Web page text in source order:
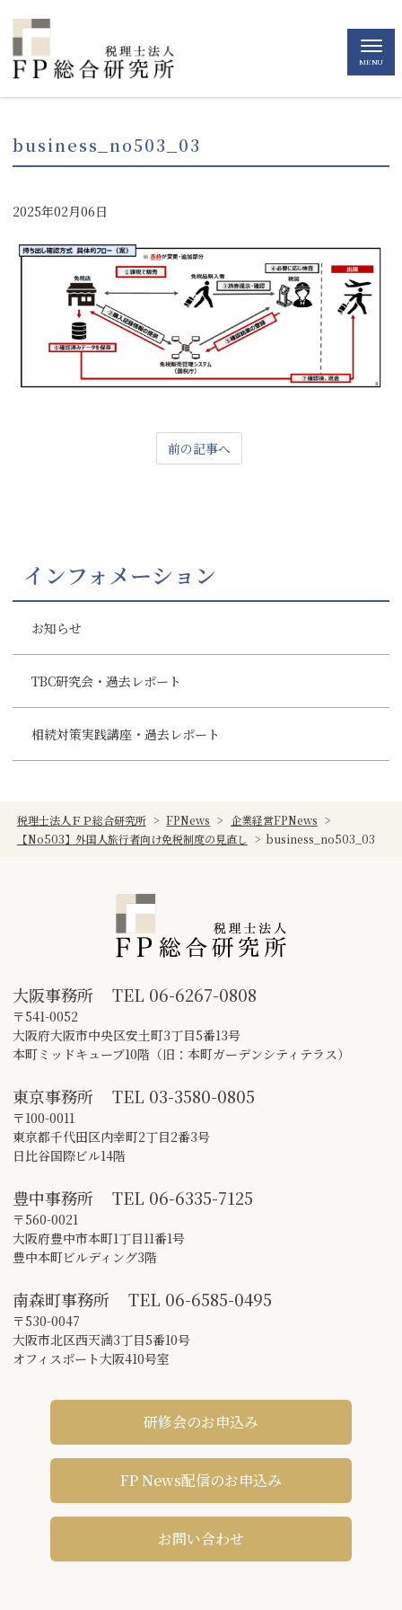
MENU
business_no503_03
2025年02月06日
前の記事へ
インフォメーション
お知らせ
TBC研究会・過去レポート
相続対策実践講座・過去レポート
税理士法人ＦＰ総合研究所 > FPNews > 企業経営FPNews >
【No503】外国人旅行者向け免税制度の見直し > business_no503_03
大阪事務所 TEL 06-6267-0808
〒541-0052
大阪府大阪市中央区安土町3丁目5番13号
本町ミッドキューブ10階（旧：本町ガーデンシティテラス）
東京事務所 TEL 03-3580-0805
〒100-0011
東京都千代田区内幸町2丁目2番3号
日比谷国際ビル14階
豊中事務所 TEL 06-6335-7125
〒560-0021
大阪府豊中市本町1丁目11番1号
豊中本町ビルディング3階
南森町事務所 TEL 06-6585-0495
〒530-0047
大阪市北区西天満3丁目5番10号
オフィスポート大阪410号室
研修会のお申込み
FP News配信のお申込み
お問い合わせ